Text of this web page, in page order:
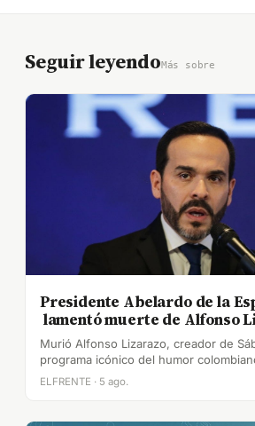
Seguir leyendoMás sobre
Presidente Abelardo de la
lamentó muerte de Alfonso
Murió Alfonso Lizarazo, creador de
programa icónico del humor
ELFRENTE · 5 ago.